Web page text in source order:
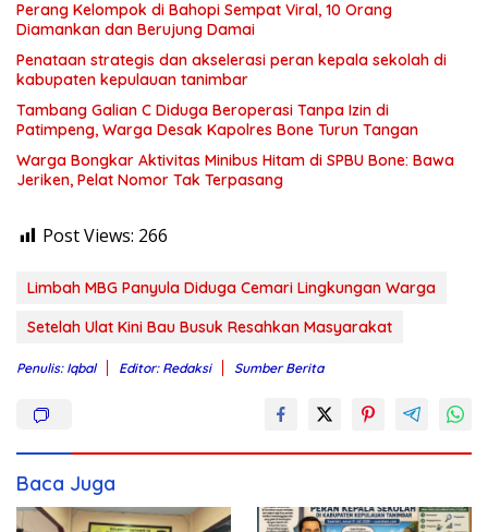
Perang Kelompok di Bahopi Sempat Viral, 10 Orang
Diamankan dan Berujung Damai
Penataan strategis dan akselerasi peran kepala sekolah di
kabupaten kepulauan tanimbar
Tambang Galian C Diduga Beroperasi Tanpa Izin di
Patimpeng, Warga Desak Kapolres Bone Turun Tangan
Warga Bongkar Aktivitas Minibus Hitam di SPBU Bone: Bawa
Jeriken, Pelat Nomor Tak Terpasang
Post Views: 266
Limbah MBG Panyula Diduga Cemari Lingkungan Warga
Setelah Ulat Kini Bau Busuk Resahkan Masyarakat
Penulis: Iqbal Editor: Redaksi Sumber Berita
Baca Juga